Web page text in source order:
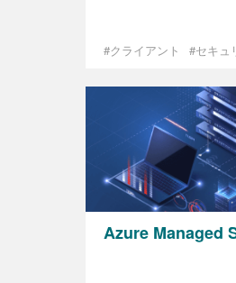
#クライアント #セキュ
Azure Managed